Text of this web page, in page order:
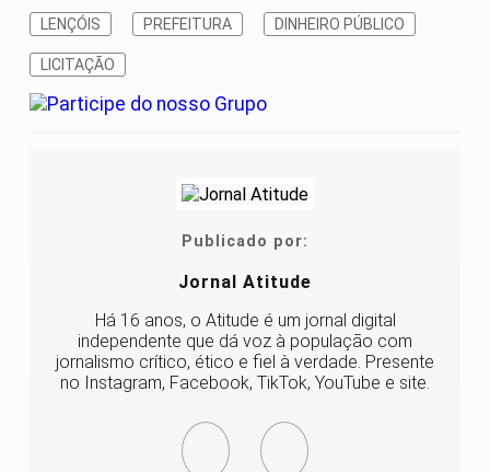
LENÇÓIS PREFEITURA DINHEIRO PÚBLICO
LICITAÇÃO
Publicado por:
Jornal Atitude
Há 16 anos, o Atitude é um jornal digital
independente que dá voz à população com
jornalismo crítico, ético e fiel à verdade. Presente
no Instagram, Facebook, TikTok, YouTube e site.